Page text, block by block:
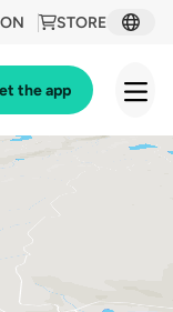
STORE
the app